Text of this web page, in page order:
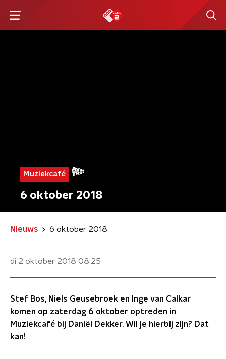
Muziekcafé
6 oktober 2018
Nieuws 6 oktober 2018
di 2 oktober 2018 08:25
Stef Bos, Niels Geusebroek en Inge van Calkar
komen op zaterdag 6 oktober optreden in
Muziekcafé bij Daniël Dekker. Wil je hierbij zijn? Dat
kan!